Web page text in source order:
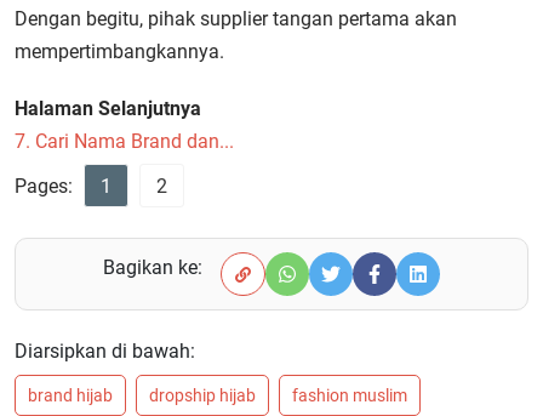
Dengan begitu, pihak supplier tangan pertama akan
mempertimbangkannya.
Halaman Selanjutnya
7. Cari Nama Brand dan...
Pages:
1 2
Bagikan ke:
Diarsipkan di bawah:
brand hijab dropship hijab fashion muslim